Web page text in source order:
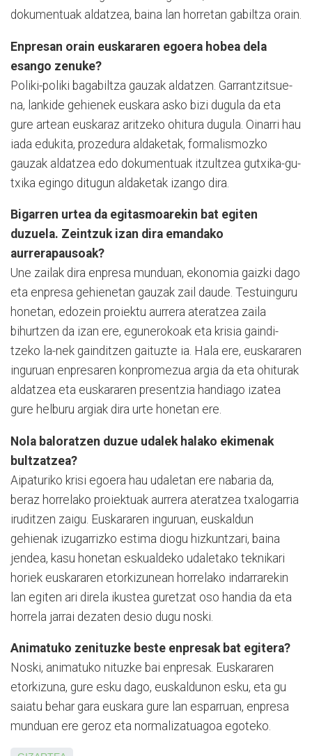
dokumentuak al­datzea, baina lan horre­tan gabiltza orain.
Enpresan orain euskararen egoera hobea dela
esango zenuke?
Poliki-poliki bagabiltza gauzak aldatzen. Garran­tzi­tsue­
na, lankide gehie­nek euskara asko bizi dugula da eta
gure artean euskaraz aritzeko ohitura dugula. Oinarri hau
iada edu­kita, prozedura aldaketak, formalismozko
gauzak aldatzea edo dokumentu­ak itzultzea gutxika-gu­
txika egingo ditugun alda­ketak izango dira.
Bigarren urtea da egitasmoarekin bat egiten
duzuela. Zeintzuk izan dira emandako
aurrerapausoak?
Une zailak dira enpresa mun­duan, ekonomia gaiz­ki dago
eta enpresa gehie­netan gauzak zail daude. Testuinguru
honetan, edozein proiektu aurrera ateratzea zaila
bihurtzen da izan ere, egunerokoak eta krisia gaindi-
tzeko la-nek gainditzen gaituzte ia. Hala ere, euskararen
ingu­ru­an enpresaren konpro­me­zua argia da eta ohitu­rak
aldatzea eta euskara­ren presentzia handiago izatea
gure helburu argiak dira urte honetan ere.
Nola baloratzen duzue udalek halako ekimenak
bultzatzea?
Aipaturiko krisi egoera hau udaletan ere nabaria da,
beraz horrelako proiek­tuak aurrera atera­tzea txa­logarria
iruditzen zaigu. Euskararen inguruan, euskaldun
gehienak izuga­rriz­ko estima diogu hiz­kun­tzari, baina
jendea, ka­su ho­netan eskualdeko udaleta­ko teknikari
horiek euskara­ren etorkizunean horrelako indarrarekin
lan egiten ari direla ikustea guretzat oso handia da eta
horrela jarrai dezaten desio dugu noski.
Animatuko zenituzke beste enpresak bat egitera?
Noski, animatuko nituzke bai enpresak. Euskararen
etorkizuna, gure esku dago, euskaldunon esku, eta gu
saiatu behar gara euskara gure lan espa­rruan, enpre­sa
munduan ere geroz eta normalizatuagoa egoteko.